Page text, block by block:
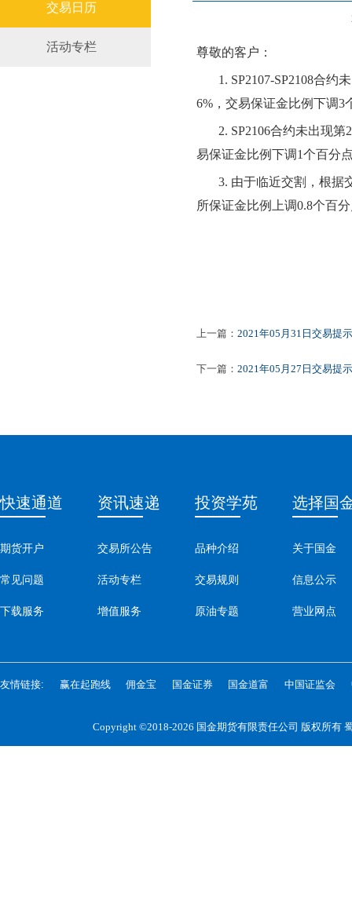
交易日历
活动专栏 尊敬的客户：
1. SP2107-SP2108合约
6%，交易保证金比例下调3
2. SP2106合约未出现第
易保证金比例下调1个百分
3. 由于临近交割，根据
所保证金比例上调0.8个百
上一篇： 2021年05月31日交易提示
下一篇： 2021年05月27日交易提示
快速通道
期货开户
常见问题
下载服务
资讯速递
交易所公告
活动专栏
增值服务
投资学苑
品种介绍
交易规则
原油专题
选择国
关于国金
信息公示
营业网点
友情链接: 赢在起跑线 佣金宝 国金证券 国金道富 中国证监会
Copyright ©2018-2026 国金期货有限责任公司 版权所有